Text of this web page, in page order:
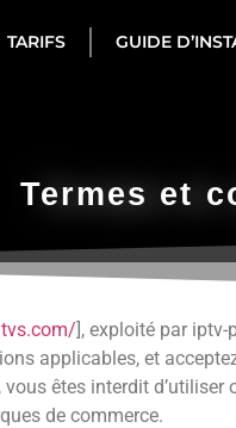
TARIFS GUIDE
Termes et
], exploité par iptv-
applicables, et
vous êtes interdit
de commerce.